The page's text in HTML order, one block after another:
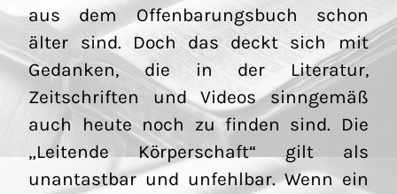
aus dem Offenbarungsbuch schon
älter sind. Doch das deckt sich mit
Gedanken, die in der Literatur,
Zeitschriften und Videos sinngemäß
auch heute noch zu finden sind. Die
„Leitende Körperschaft“ gilt als
unantastbar und unfehlbar. Wenn ein